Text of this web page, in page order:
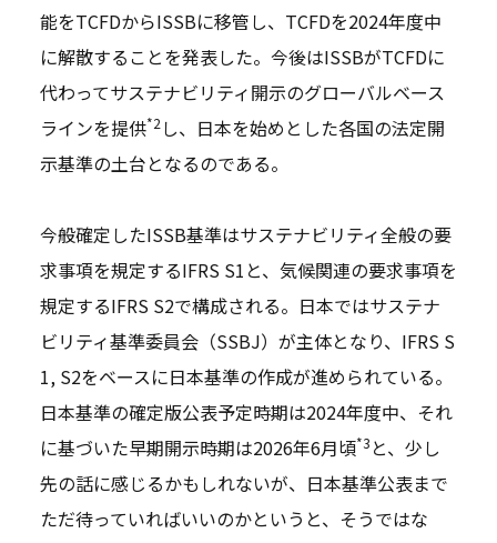
能をTCFDからISSBに移管し、TCFDを2024年度中
に解散することを発表した。今後はISSBがTCFDに
代わってサステナビリティ開示のグローバルベース
ラインを提供*2し、日本を始めとした各国の法定開
示基準の土台となるのである。
今般確定したISSB基準はサステナビリティ全般の要
求事項を規定するIFRS S1と、気候関連の要求事項を
規定するIFRS S2で構成される。日本ではサステナ
ビリティ基準委員会（SSBJ）が主体となり、IFRS S
1, S2をベースに日本基準の作成が進められている。
日本基準の確定版公表予定時期は2024年度中、それ
に基づいた早期開示時期は2026年6月頃*3 と、少し
先の話に感じるかもしれないが、日本基準公表まで
ただ待っていればいいのかというと、そうではな